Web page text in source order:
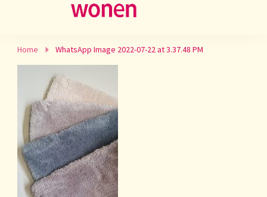
Home WhatsApp Image 2022-07-22 at 3.37.48 PM